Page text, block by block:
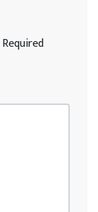
Required